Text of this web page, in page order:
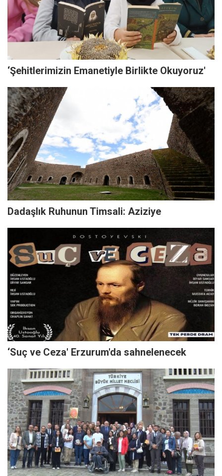
‘Şehitlerimizin Emanetiyle Birlikte Okuyoruz'
Dadaşlık Ruhunun Timsali: Aziziye
‘Suç ve Ceza' Erzurum'da sahnelenecek